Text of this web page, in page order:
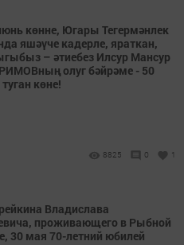
көнне, Югары Тегермәнлек
яшәүче кадерле, яраткан,
– әтиебез Илсур Мансур
олуг бәйрәме - 50
көне!
8825 0 1
Владислава
проживающего в Рыбной
30 мая 70-летний юбилей